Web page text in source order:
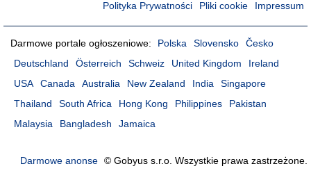
Polityka Prywatności
Pliki cookie Impressum
Darmowe portale ogłoszeniowe: Polska Slovensko
Česko
Deutschland
Österreich Schweiz United Kingdom
Ireland
USA
Canada Australia New Zealand India
Singapore
Thailand
South Africa Hong Kong Philippines
Pakistan
Malaysia
Bangladesh Jamaica
Darmowe anonse © Gobyus s.r.o. Wszystkie prawa zastrzeżone.